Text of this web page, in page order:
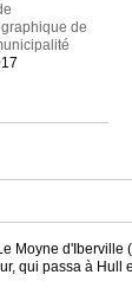
de
Moyne d'Iberville
qui passa à Hull